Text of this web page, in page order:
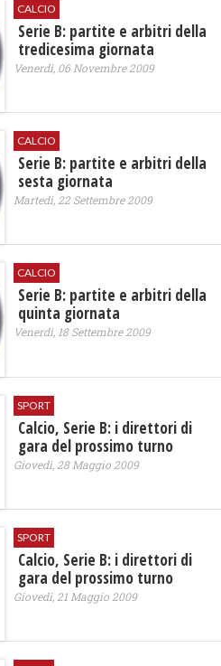
CALCIO
Serie B: partite e arbitri della
tredicesima giornata
Venerdì, 06 Novembre 2009
CALCIO
Serie B: partite e arbitri della
sesta giornata
Martedì, 22 Settembre 2009
CALCIO
Serie B: partite e arbitri della
quinta giornata
Venerdì, 18 Settembre 2009
SPORT
Calcio, Serie B: i direttori di
gara del prossimo turno
Giovedì, 28 Maggio 2009
SPORT
Calcio, Serie B: i direttori di
gara del prossimo turno
Giovedì, 21 Maggio 2009